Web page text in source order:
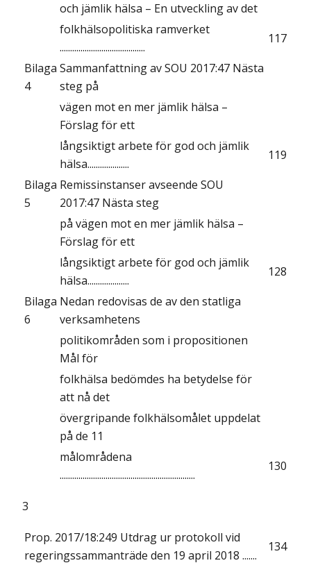
och jämlik hälsa – En utveckling av det
folkhälsopolitiska ramverket
.........................................
117
Bilaga
4
Sammanfattning av SOU 2017:47 Nästa
steg på
vägen mot en mer jämlik hälsa –
Förslag för ett
långsiktigt arbete för god och jämlik
hälsa....................
119
Bilaga
5
Remissinstanser avseende SOU
2017:47 Nästa steg
på vägen mot en mer jämlik hälsa –
Förslag för ett
långsiktigt arbete för god och jämlik
hälsa....................
128
Bilaga
6
Nedan redovisas de av den statliga
verksamhetens
politikområden som i propositionen
Mål för
folkhälsa bedömdes ha betydelse för
att nå det
övergripande folkhälsomålet uppdelat
på de 11
målområdena
.................................................................
130
3
Prop. 2017/18:249 Utdrag ur protokoll vid
regeringssammanträde den 19 april 2018 .......
134